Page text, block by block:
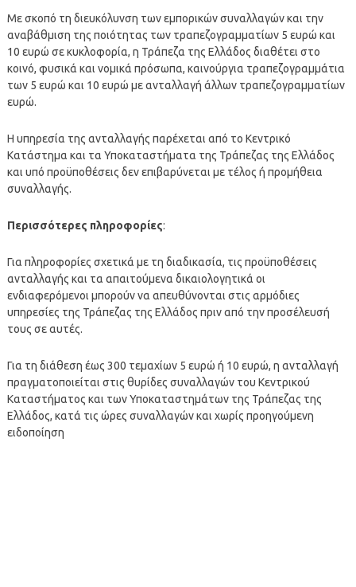
Με σκοπό τη διευκόλυνση των εμπορικών συναλλαγών και την
αναβάθμιση της ποιότητας των τραπεζογραμματίων 5 ευρώ και
10 ευρώ σε κυκλοφορία, η Τράπεζα της Ελλάδος διαθέτει στο
κοινό, φυσικά και νομικά πρόσωπα, καινούργια τραπεζογραμμάτια
των 5 ευρώ και 10 ευρώ με ανταλλαγή άλλων τραπεζογραμματίων
ευρώ.
Η υπηρεσία της ανταλλαγής παρέχεται από το Κεντρικό
Κατάστημα και τα Υποκαταστήματα της Τράπεζας της Ελλάδος
και υπό προϋποθέσεις δεν επιβαρύνεται με τέλος ή προμήθεια
συναλλαγής.
Περισσότερες πληροφορίες:
Για πληροφορίες σχετικά με τη διαδικασία, τις προϋποθέσεις
ανταλλαγής και τα απαιτούμενα δικαιολογητικά οι
ενδιαφερόμενοι μπορούν να απευθύνονται στις αρμόδιες
υπηρεσίες της Τράπεζας της Ελλάδος πριν από την προσέλευσή
τους σε αυτές.
Για τη διάθεση έως 300 τεμαχίων 5 ευρώ ή 10 ευρώ, η ανταλλαγή
πραγματοποιείται στις θυρίδες συναλλαγών του Κεντρικού
Καταστήματος και των Υποκαταστημάτων της Τράπεζας της
Ελλάδος, κατά τις ώρες συναλλαγών και χωρίς προηγούμενη
ειδοποίηση